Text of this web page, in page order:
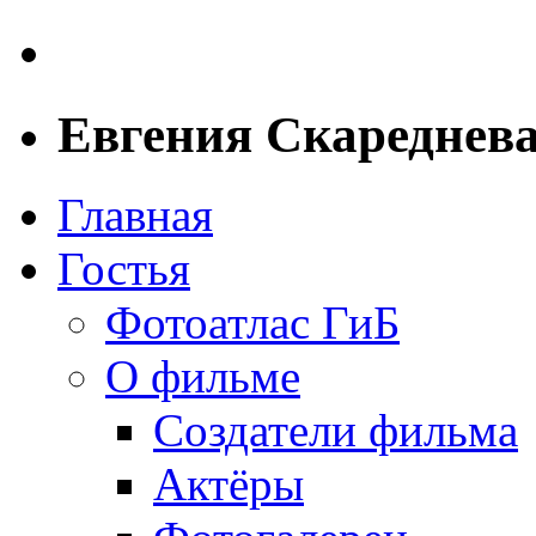
Евгения
Главная
Гостья
Фотоатлас ГиБ
О фильме
Создатели фильма
Актёры